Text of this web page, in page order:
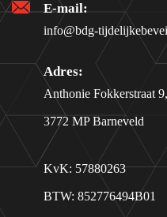
E-mail:
info@bdg-
Adres:
Anthonie Fokkerstraat 9,
3772 MP Barneveld
KvK: 57880263
BTW: 852776494B01